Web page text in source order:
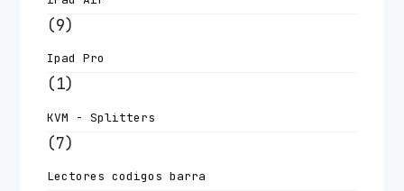
(9)
Ipad Pro
(1)
KVM - Splitters
(7)
Lectores codigos barra